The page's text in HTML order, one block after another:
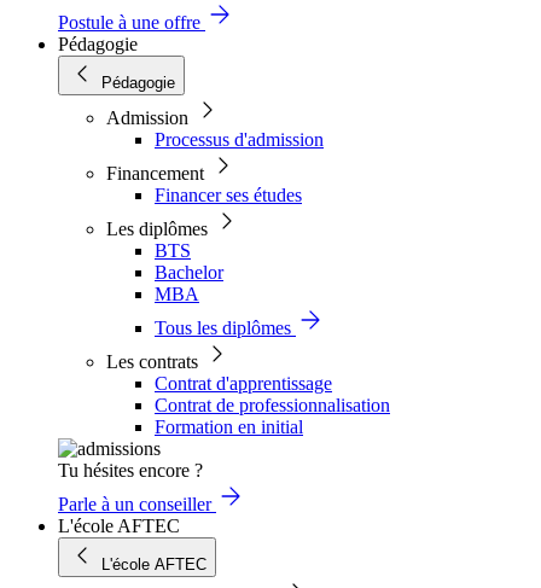
Postule à une offre
Pédagogie
Pédagogie
Admission
Processus d'admission
Financement
Financer ses études
Les diplômes
BTS
Bachelor
MBA
Tous les diplômes
Les contrats
Contrat d'apprentissage
Contrat de professionnalisation
Formation en initial
Tu hésites encore ?
Parle à un conseiller
L'école AFTEC
L'école AFTEC